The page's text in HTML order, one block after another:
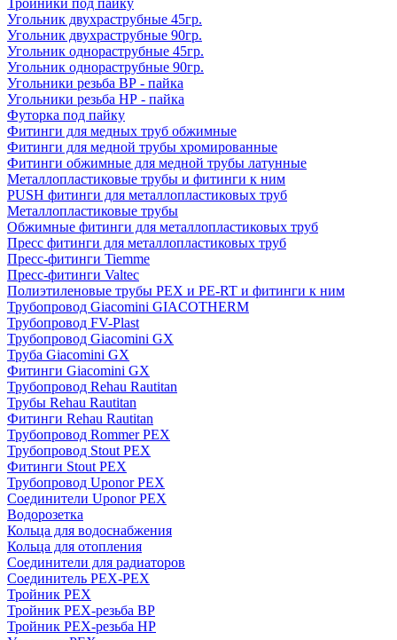
Угольник двухраструбные 45гр.
Угольник двухраструбные 90гр.
Угольник однораструбные 45гр.
Угольник однораструбные 90гр.
Угольники резьба ВР - пайка
Угольники резьба НР - пайка
Футорка под пайку
Фитинги для медных труб обжимные
Фитинги для медной трубы хромированные
Фитинги обжимные для медной трубы латунные
Металлопластиковые трубы и фитинги к ним
PUSH фитинги для металлопластиковых труб
Металлопластиковые трубы
Обжимные фитинги для металлопластиковых труб
Пресс фитинги для металлопластиковых труб
Пресс-фитинги Tiemme
Пресс-фитинги Valtec
Полиэтиленовые трубы PEX и PE-RT и фитинги к ним
Трубопровод Giacomini GIACOTHERM
Трубопровод FV-Plast
Трубопровод Giacomini GX
Труба Giacomini GX
Фитинги Giacomini GX
Трубопровод Rehau Rautitan
Трубы Rehau Rautitan
Фитинги Rehau Rautitan
Трубопровод Rommer PEX
Трубопровод Stout PEX
Фитинги Stout PEX
Трубопровод Uponor PEX
Соединители Uponor PEX
Водорозетка
Кольца для водоснабжения
Кольца для отопления
Соединители для радиаторов
Соединитель PEX-PEX
Тройник PEX
Тройник PEX-резьба ВР
Тройник PEX-резьба НР